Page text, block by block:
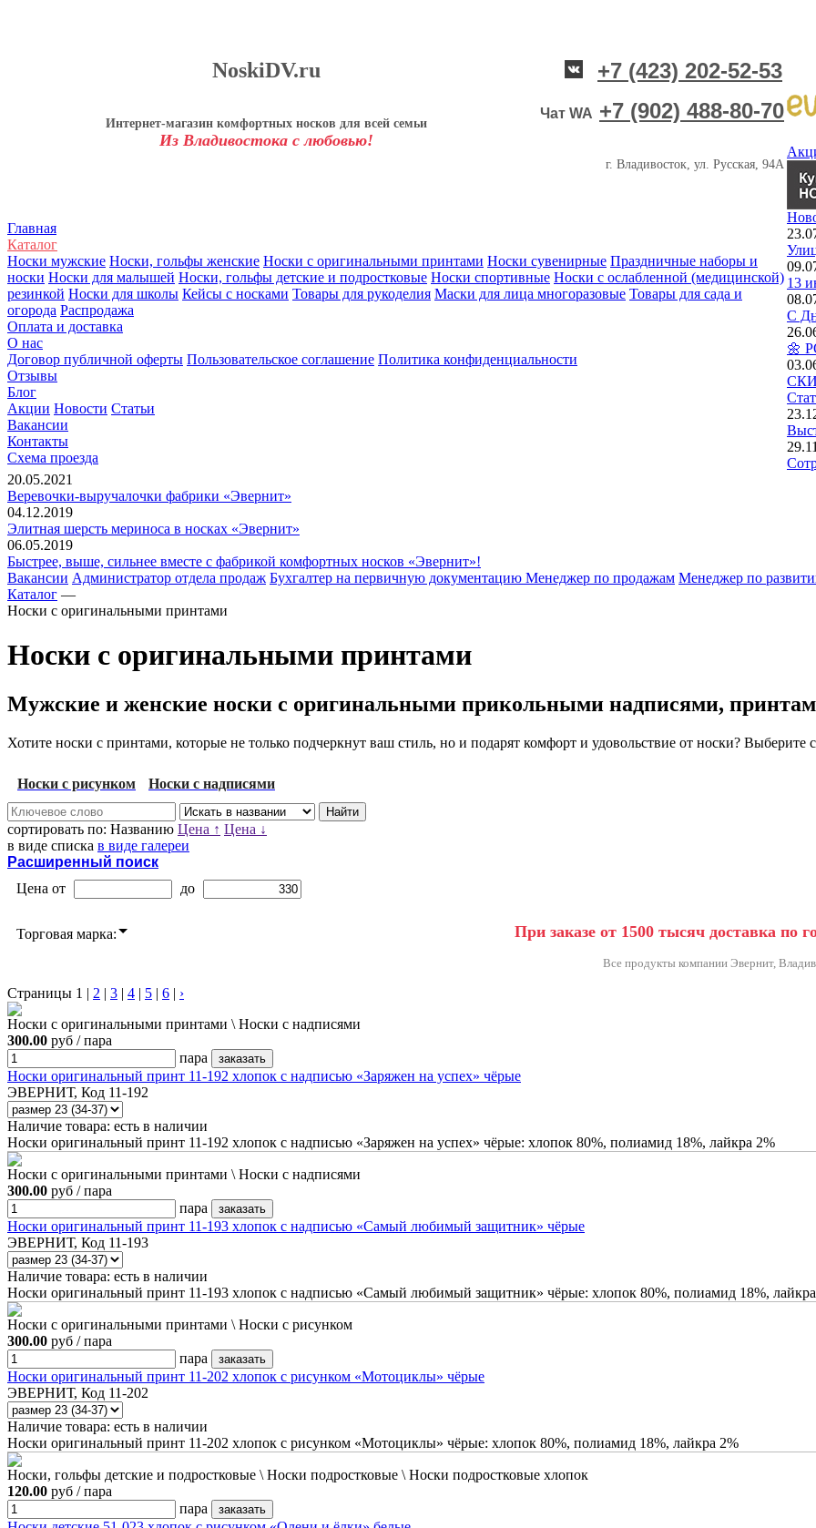
NoskiDV.ru
Интернет-магазин комфортных носков для всей семьи
Из Владивостока с любовью!
+7 (423) 202-52-53
Чат WA +7 (902) 488-80-70
г. Владивосток, ул. Русская, 94А
Главная
Каталог
Носки мужские Носки, гольфы женские Носки с оригинальными принтами Носки сувенирные Праздничные наборы и
носки Носки для малышей Носки, гольфы детские и подростковые Носки спортивные Носки с ослабленной (медицинской)
резинкой Носки для школы Кейсы с носками Товары для рукоделия Маски для лица многоразовые Товары для сада и
огорода Распродажа
Оплата и доставка
О нас
Договор публичной оферты Пользовательское соглашение Политика конфиденциальности
Отзывы
Блог
Акции Новости Статьи
Вакансии
Контакты
Схема проезда
13
С
🌼
20.05.2021
Веревочки-выручалочки фабрики «Эвернит»
04.12.2019
Элитная шерсть мериноса в носках «Эвернит»
06.05.2019
Быстрее, выше, сильнее вместе с фабрикой комфортных носков «Эвернит»!
Вакансии Администратор отдела продаж Бухгалтер на первичную документацию Менеджер по продажам Менеджер по
Каталог —
Носки с оригинальными принтами
Носки с оригинальными принтами
Мужские и женские носки с оригинальными прикольными надписями,
Хотите носки с принтами, которые не только подчеркнут ваш стиль, но и подарят комфорт и удовольствие от носки? Выберите
Носки с рисунком Носки с надписями
сортировать по: Названию Цена ↑ Цена ↓
в виде списка в виде галереи
Расширенный поиск
Цена от
до
Торговая марка: При заказе от 1500 тысяч доставка по
Все продукты компании Эвернит,
Страницы 1 | 2 | 3 | 4 | 5 | 6 | ›
Носки с оригинальными принтами \ Носки с надписями
300.00 руб / пара
пара
Носки оригинальный принт 11-192 хлопок с надписью «Заряжен на успех» чёрые
ЭВЕРНИТ, Код 11-192
Наличие товара: есть в наличии
Носки оригинальный принт 11-192 хлопок с надписью «Заряжен на успех» чёрые: хлопок 80%, полиамид 18%, лайкра 2%
Носки с оригинальными принтами \ Носки с надписями
300.00 руб / пара
пара
Носки оригинальный принт 11-193 хлопок с надписью «Самый любимый защитник» чёрые
ЭВЕРНИТ, Код 11-193
Наличие товара: есть в наличии
Носки оригинальный принт 11-193 хлопок с надписью «Самый любимый защитник» чёрые: хлопок 80%, полиамид 18%,
Носки с оригинальными принтами \ Носки с рисунком
300.00 руб / пара
пара
Носки оригинальный принт 11-202 хлопок с рисунком «Мотоциклы» чёрые
ЭВЕРНИТ, Код 11-202
Наличие товара: есть в наличии
Носки оригинальный принт 11-202 хлопок с рисунком «Мотоциклы» чёрые: хлопок 80%, полиамид 18%, лайкра 2%
Носки, гольфы детские и подростковые \ Носки подростковые \ Носки подростковые хлопок
120.00 руб / пара
пара